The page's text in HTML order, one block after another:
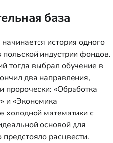
база
история одного
индустрии фондов.
тогда выбрал обучение в
два направления,
пророчески: «Обработка
и «Экономика
холодной математики с
основой для
расцвести.